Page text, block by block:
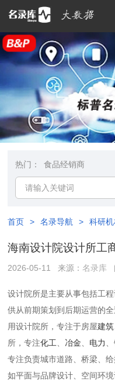
热门： 食品经销商
首页 > 名录导航 > 科研机
海南设计院设计所工
2026-05-11 来源：名录库
设计院所是主要从事‌包括工
供从前期策划到后期运营的
用设计院所，专注于房屋建筑
所，专注化工 冶金 电力
专注负责城市道路、桥梁、
如平面与品牌设计、空间环